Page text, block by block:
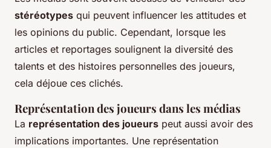
stéréotypes qui peuvent influencer les attitudes et
les opinions du public. Cependant, lorsque les
articles et reportages soulignent la diversité des
talents et des histoires personnelles des joueurs,
cela déjoue ces clichés.
Représentation des joueurs dans les médias
La représentation des joueurs peut aussi avoir des
implications importantes. Une représentation